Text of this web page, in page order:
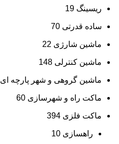
ریسینگ 19
ساده قدرتی 70
ماشین شارژی 22
ماشین کنترلی 148
ماشین گروهی و شهر پارچه ای
ماکت راه و شهرسازی 60
ماکت فلزی 394
راهسازی 10